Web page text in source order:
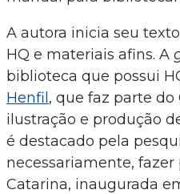
A autora inicia seu
HQ e materiais afins. A
biblioteca que possui
Henfil , que faz parte
ilustração e produção
é destacado pela
necessariamente,
Catarina, inaugurada